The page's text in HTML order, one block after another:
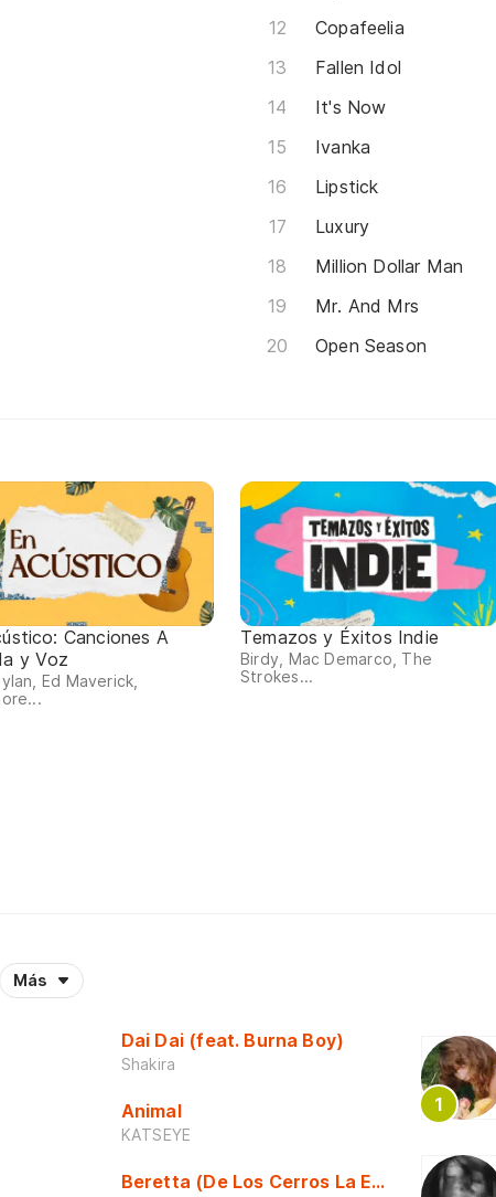
Copafeelia
Fallen Idol
It's Now
Ivanka
Lipstick
Luxury
Million Dollar Man
Mr. And Mrs
Open Season
Canciones A
y Voz
Ed Maverick,
Temazos y Éxitos Indie
Birdy, Mac Demarco, The
Strokes...
Más
Dai Dai (feat. Burna Boy)
Shakira
Animal
KATSEYE
Beretta (De Los Cerros La Escuela)